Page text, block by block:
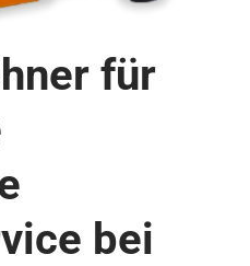
für
bei